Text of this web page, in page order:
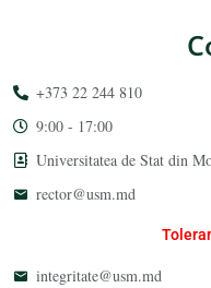
+373 22 244 810
9:00 - 17:00
Universitatea de Stat din
rector@usm.md
integritate@usm.md